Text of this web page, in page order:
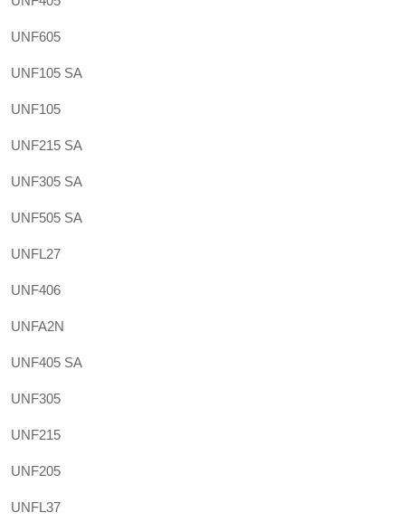
UNF605
UNF105 SA
UNF105
UNF215 SA
UNF305 SA
UNF505 SA
UNFL27
UNF406
UNFA2N
UNF405 SA
UNF305
UNF215
UNF205
UNFL37